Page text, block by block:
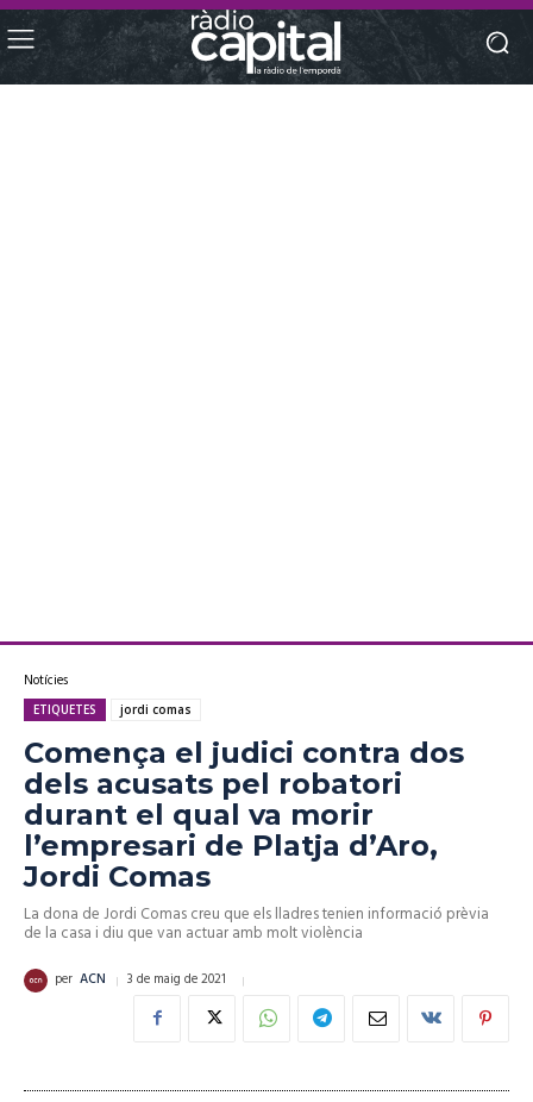
Notícies
ETIQUETES jordi comas
Comença el judici contra dos
dels acusats pel robatori
durant el qual va morir
l’empresari de Platja d’Aro,
Jordi Comas
La dona de Jordi Comas creu que els lladres tenien informació prèvia
de la casa i diu que van actuar amb molt violència
per ACN 3 de maig de 2021